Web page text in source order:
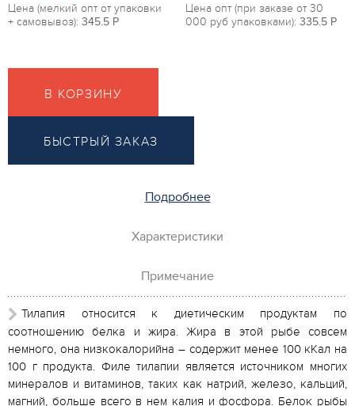
Цена (мелкий опт от упаковки
+ самовывоз): 345.5 P
Цена опт (при заказе от 30
000 руб упаковками): 335.5 P
В КОРЗИНУ
БЫСТРЫЙ ЗАКАЗ
Подробнее
Характеристики
Примечание
Тилапия относится к диетическим продуктам по
соотношению белка и жира. Жира в этой рыбе совсем
немного, она низкокалорийна – содержит менее 100 кКал на
100 г продукта. Филе тилапии является источником многих
минералов и витаминов, таких как натрий, железо, кальций,
магний, больше всего в нем калия и фосфора. Белок рыбы